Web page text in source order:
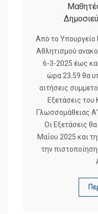
Από το Υπουργείο
Αθλητισμού
6-3-2025 έως
ώρα 23.59 θα
αιτήσεις
Εξετάσεις του
Γλωσσομάθειας
Οι Εξετάσεις
Μαΐου 2025 και
την